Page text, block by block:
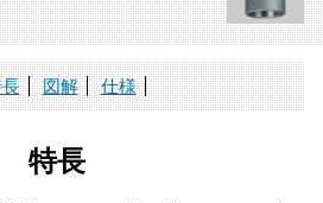
図解 仕様
特長